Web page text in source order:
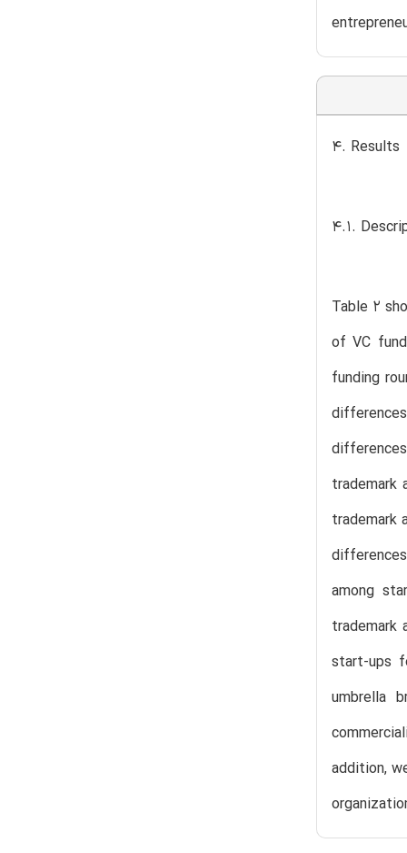
4. Results
4.1.
Table 2
of VC
funding
trademark
trademark
among
trademark
start-ups
umbrella
addition,